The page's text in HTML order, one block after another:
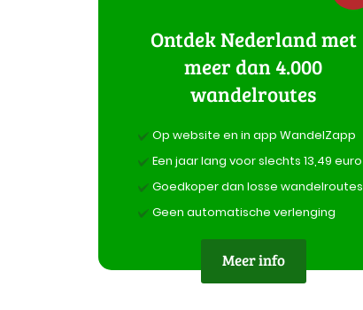
Ontdek Nederland met
meer dan 4.000
wandelroutes
Op website en in app WandelZapp
Een jaar lang voor slechts 13,49 euro
Goedkoper dan losse wandelroutes
Geen automatische verlenging
Meer info